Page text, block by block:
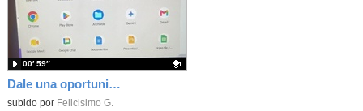
Dale una oportunidad a los Chromebooks y utiliza un proyector para realizar talleres si no tienes pantallas táctiles
Contenido educativo.
subido por Felicisimo G.
00′ 59″